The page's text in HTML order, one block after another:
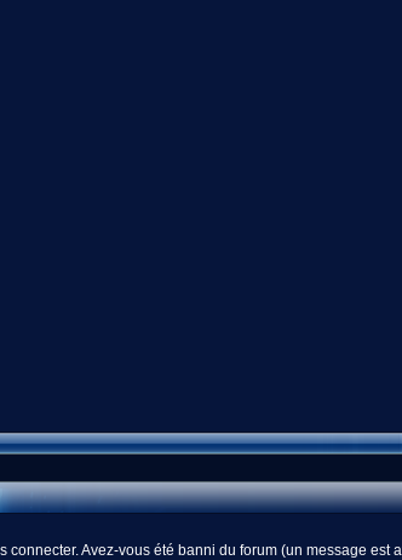
Avez-vous été banni du forum (un message